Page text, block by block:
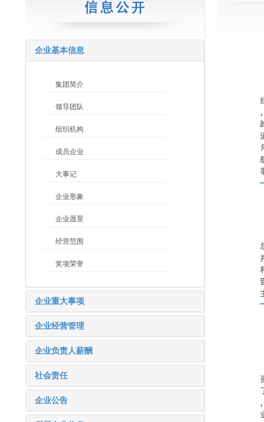
企业基本信息
集团简介
领导团队
组织机构
成员企业
大事记
企业形象
企业愿景
经营范围
奖项荣誉
企业重大事项
企业经营管理
企业负责人薪酬
社会责任
企业公告